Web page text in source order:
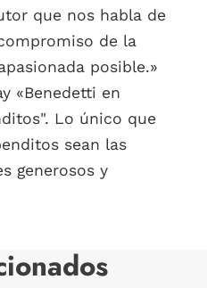
que nos habla de
de la
posible.»
«Benedetti en
Lo único que
sean las
generosos y